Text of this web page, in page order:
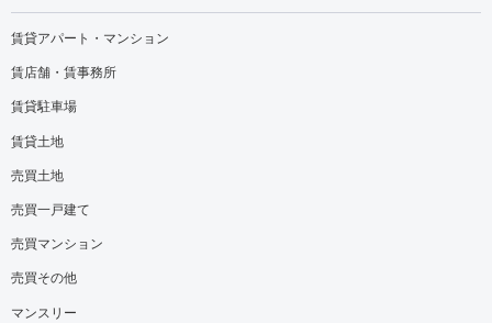
賃貸アパート・マンション
賃店舗・賃事務所
賃貸駐車場
賃貸土地
売買土地
売買一戸建て
売買マンション
売買その他
マンスリー